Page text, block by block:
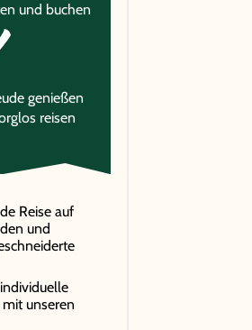
und buchen
genießen
reisen
Reise auf
und
unseren